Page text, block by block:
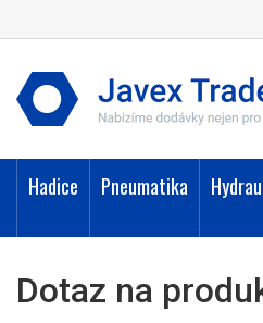
Hadice Pneumatika
Dotaz na